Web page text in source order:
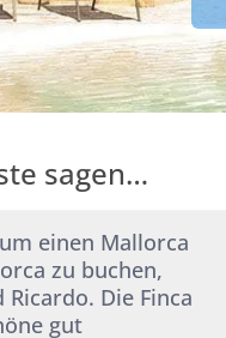
sagen…
einen Mallorca
zu buchen,
Die Finca
gut